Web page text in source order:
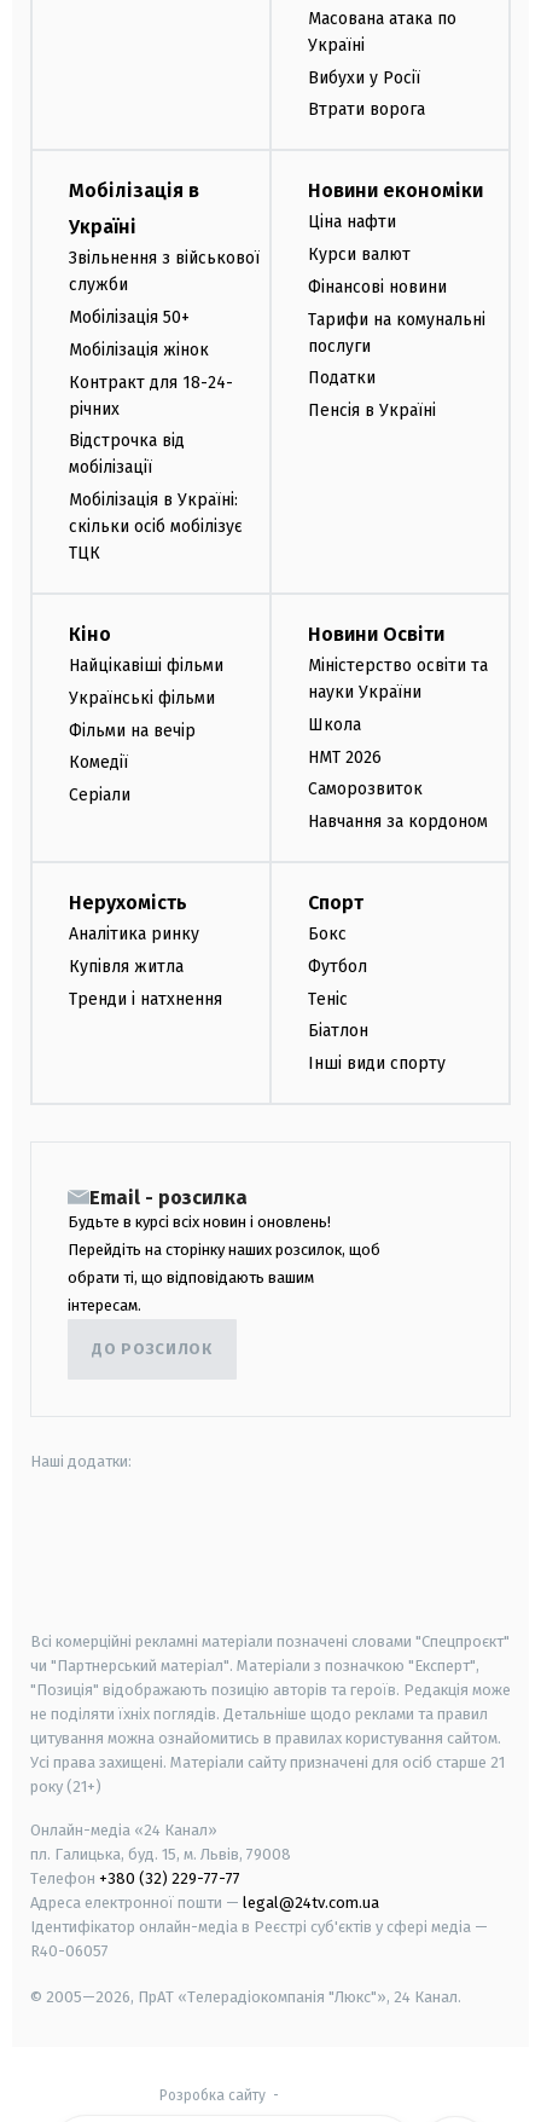
Масована атака по
Україні
Вибухи у Росії
Втрати ворога
Мобілізація в
Україні
Звільнення з військової
служби
Мобілізація 50+
Мобілізація жінок
Контракт для 18-24-
річних
Відстрочка від
мобілізації
Мобілізація в Україні:
скільки осіб мобілізує
ТЦК
Новини економіки
Ціна нафти
Курси валют
Фінансові новини
Тарифи на комунальні
послуги
Податки
Пенсія в Україні
Кіно
Найцікавіші фільми
Українські фільми
Фільми на вечір
Комедії
Серіали
Новини Освіти
Міністерство освіти та
науки України
Школа
НМТ 2026
Саморозвиток
Навчання за кордоном
Нерухомість
Аналітика ринку
Купівля житла
Тренди і натхнення
Спорт
Бокс
Футбол
Теніс
Біатлон
Інші види спорту
Email - розсилка
Будьте в курсі всіх новин і оновлень!
Перейдіть на сторінку наших розсилок, щоб
обрати ті, що відповідають вашим
інтересам.
ДО РОЗСИЛОК
Наші додатки:
Всі комерційні рекламні матеріали позначені словами "Спецпроєкт"
чи "Партнерський матеріал". Матеріали з позначкою "Експерт",
"Позиція" відображають позицію авторів та героїв. Редакція може
не поділяти їхніх поглядів. Детальніше щодо реклами та правил
цитування можна ознайомитись в правилах користування сайтом.
Усі права захищені. Матеріали сайту призначені для осіб старше 21
року (21+)
Онлайн-медіа «24 Канал»
пл. Галицька, буд. 15, м. Львів, 79008
Телефон +380 (32) 229-77-77
Адреса електронної пошти — legal@24tv.com.ua
Ідентифікатор онлайн-медіа в Реєстрі суб'єктів у сфері медіа —
R40-06057
© 2005—2026, ПрАТ «Телерадіокомпанія "Люкс"», 24 Канал.
Розробка сайту-